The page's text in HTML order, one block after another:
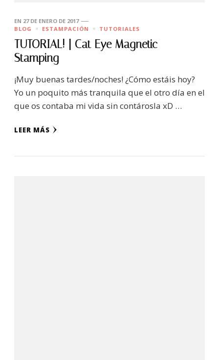
EN 27 DE ENERO DE 2017
BLOG
ESTAMPACIÓN TUTORIALES
TUTORIAL! | Cat Eye Magnetic
Stamping
¡Muy buenas tardes/noches! ¿Cómo estáis hoy?
Yo un poquito más tranquila que el otro día en el
que os contaba mi vida sin contárosla xD …
LEER MÁS